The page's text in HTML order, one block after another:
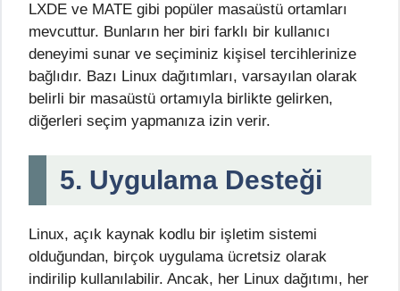
LXDE ve MATE gibi popüler masaüstü ortamları
mevcuttur. Bunların her biri farklı bir kullanıcı
deneyimi sunar ve seçiminiz kişisel tercihlerinize
bağlıdır. Bazı Linux dağıtımları, varsayılan olarak
belirli bir masaüstü ortamıyla birlikte gelirken,
diğerleri seçim yapmanıza izin verir.
5. Uygulama Desteği
Linux, açık kaynak kodlu bir işletim sistemi
olduğundan, birçok uygulama ücretsiz olarak
indirilip kullanılabilir. Ancak, her Linux dağıtımı, her